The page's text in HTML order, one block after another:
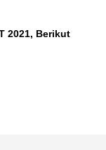
2021, Berikut